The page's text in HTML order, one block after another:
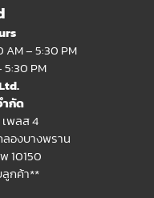
– 5:30 PM
PM
ำกัด
เพลส 4
องบางพราน
10150
กค้า**